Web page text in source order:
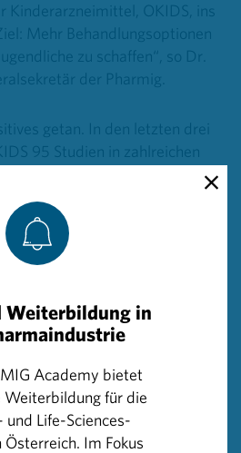
Kinderarzneimittel, OKIDS, ins
Mehr Behandlungsoptionen
zu schaffen“, so Dr.
der Pharmig.
getan. In den letzten drei
95 Studien in zahlreichen
Network of Paediatric
Arzneimittelagentur
Teil eines europäischen
für Arzneimittelstudien mit
Kinderspital haben wir
neuer
Krebs bei Kindern und
sagt Huber.
Weiterbildung in
Academy bietet
Weiterbildung für die
und Life-Sciences-
Österreich. Im Fokus